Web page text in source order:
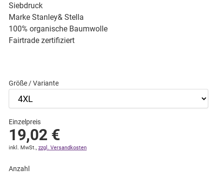
Siebdruck
Marke Stanley& Stella
100% organische Baumwolle
Fairtrade zertifiziert
Größe / Variante
Einzelpreis
19,02€
inkl. MwSt., zzgl. Versandkosten
Anzahl